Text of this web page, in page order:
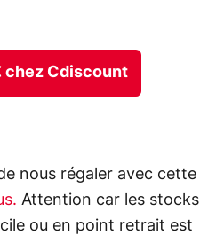
chez Cdiscount
nous régaler avec cette
Attention car les stocks
ou en point retrait est